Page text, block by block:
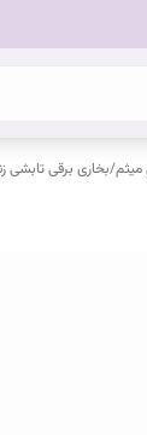
میثم/بخاری برقی تابشی